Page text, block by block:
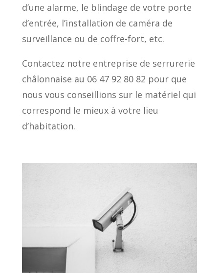
d’une alarme, le blindage de votre porte
d’entrée, l’installation de caméra de
surveillance ou de coffre-fort, etc.
Contactez notre entreprise de serrurerie
châlonnaise au 06 47 92 80 82 pour que
nous vous conseillions sur le matériel qui
correspond le mieux à votre lieu
d’habitation.